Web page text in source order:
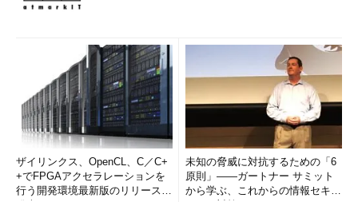
ザイリンクス、OpenCL、C／C+
+でFPGAアクセラレーションを
行う開発環境最新版のリリースを
未知の脅威に対抗するための「6
原則」――ガートナー サミット
から学ぶ、これからの情報セキュ